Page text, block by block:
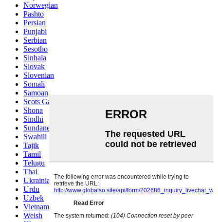
Norwegian
Pashto
Persian
Punjabi
Serbian
Sesotho
Sinhala
Slovak
Slovenian
Somali
Samoan
Scots Gaelic
Shona
Sindhi
Sundanese
Swahili
Tajik
Tamil
Telugu
Thai
Ukrainian
Urdu
Uzbek
Vietnamese
Welsh